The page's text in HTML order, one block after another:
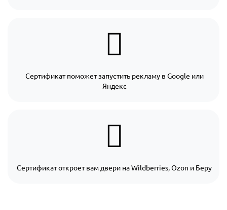
Сертификат поможет запустить рекламу в Google или
Яндекс
Сертификат откроет вам двери на Wildberries, Ozon и Беру